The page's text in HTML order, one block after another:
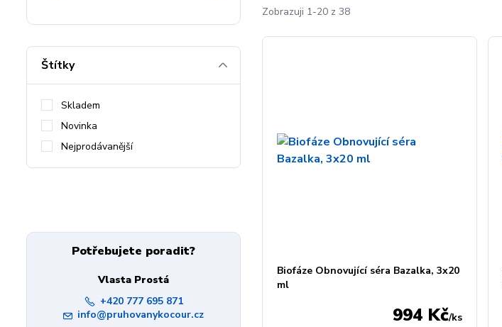
Zobrazuji 1-20 z 38
Biofáze Obnovující séra Bazalka, 3x20
ml
994 Kč/ks
Štítky
Skladem
Novinka
Nejprodávanější
Potřebujete poradit?
Vlasta Prostá
+420 777 695 871
info@pruhovanykocour.cz